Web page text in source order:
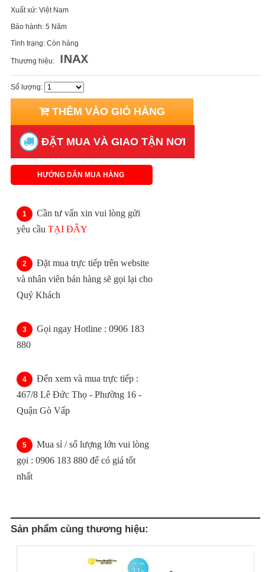
Xuất xứ: Việt Nam
Bảo hành: 5 Năm
Tình trạng: Còn hàng
Thương hiệu:
Số lượng:
THÊM VÀO GIỎ HÀNG
ĐẶT MUA VÀ GIAO TẬN NƠI
HƯỚNG DẪN MUA HÀNG
Cần tư vấn xin vui lòng gửi
yêu cầu TẠI ĐÂY
Đặt mua trực tiếp trên website
và nhân viên bán hàng sẽ gọi lại cho
Quý Khách
Gọi ngay Hotline : 0906 183
880
Đến xem và mua trực tiếp :
467/8 Lê Đức Thọ - Phường 16 -
Quận Gò Vấp
Mua sỉ / số lượng lớn vui lòng
gọi : 0906 183 880 để có giá tốt
nhất
Sản phẩm cùng thương hiệu: